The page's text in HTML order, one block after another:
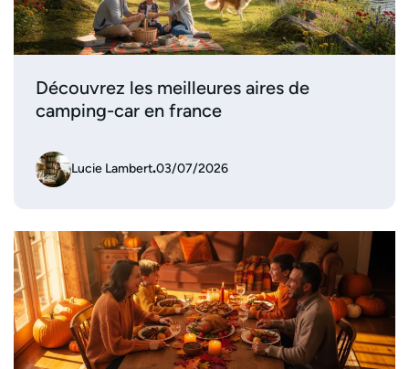
Découvrez les meilleures aires de
camping-car en france
Lucie Lambert.03/07/2026